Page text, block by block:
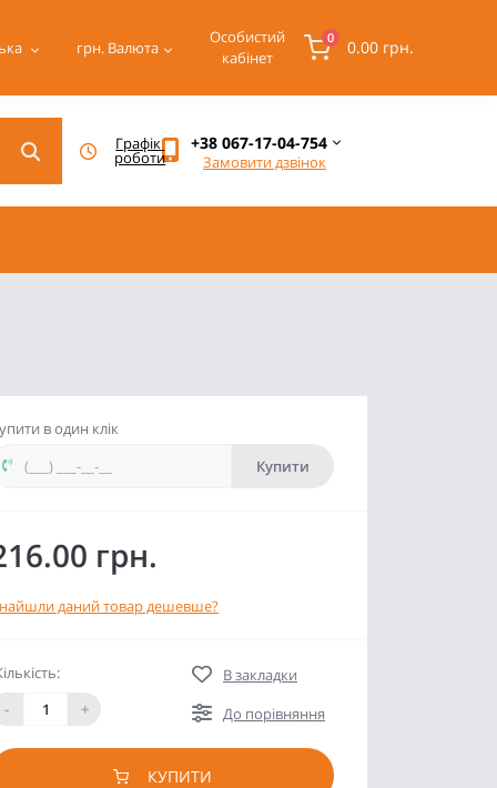
грн. Валюта
Особистий
кабінет
0 0.00 грн.
Графік
роботи
+38 067-17-04-754
Замовити дзвінок
в один клік
Купити
грн.
даний товар дешевше?
-
+
В закладки
До порівняння
КУПИТИ